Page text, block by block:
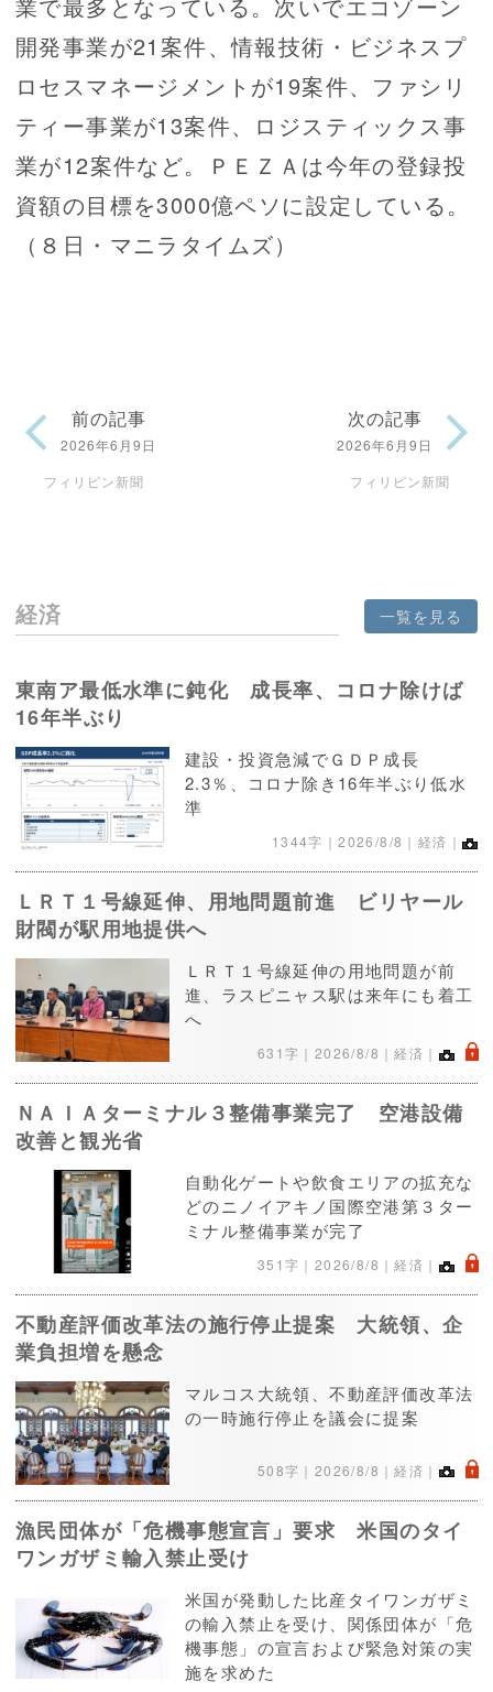
業で最多となっている。次いでエコゾーン
開発事業が21案件、情報技術・ビジネスプ
ロセスマネージメントが19案件、ファシリ
ティー事業が13案件、ロジスティックス事
業が12案件など。ＰＥＺＡは今年の登録投
資額の目標を3000億ペソに設定している。
（８日・マニラタイムズ）
前の記事
2026年6月9日
フィリピン新聞
次の記事
2026年6月9日
フィリピン新聞
経済 一覧を見る
東南ア最低水準に鈍化 成長率、コロナ除けば
16年半ぶり
建設・投資急減でＧＤＰ成長
2.3％、コロナ除き16年半ぶり低水
準
1344字｜2026/8/8 ｜経済｜
ＬＲＴ１号線延伸、用地問題前進 ビリヤール
財閥が駅用地提供へ
ＬＲＴ１号線延伸の用地問題が前
進、ラスピニャス駅は来年にも着工
へ
631字｜ 2026/8/8 ｜経済｜ .
ＮＡＩＡターミナル３整備事業完了 空港設備
改善と観光省
自動化ゲートや飲食エリアの拡充な
どのニノイアキノ国際空港第３ター
ミナル整備事業が完了
351字｜ 2026/8/8 ｜経済｜ .
不動産評価改革法の施行停止提案 大統領、企
業負担増を懸念
マルコス大統領、不動産評価改革法
の一時施行停止を議会に提案
508字｜ 2026/8/8 ｜経済｜ .
漁民団体が「危機事態宣言」要求 米国のタイ
ワンガザミ輸入禁止受け
米国が発動した比産タイワンガザミ
の輸入禁止を受け、関係団体が「危
機事態」の宣言および緊急対策の実
施を求めた